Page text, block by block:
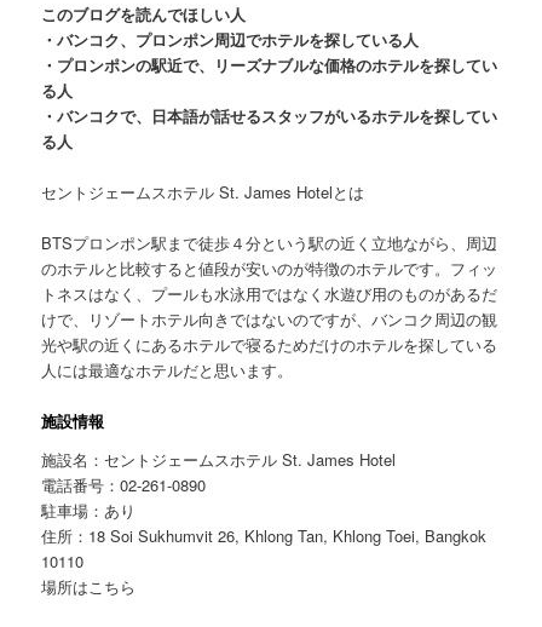
このブログを読んでほしい人
・バンコク、プロンポン周辺でホテルを探している人
・プロンポンの駅近で、リーズナブルな価格のホテルを探してい
る人
・バンコクで、日本語が話せるスタッフがいるホテルを探してい
る人
セントジェームスホテル St. James Hotelとは
BTSプロンポン駅まで徒歩４分という駅の近く立地ながら、周辺
のホテルと比較すると値段が安いのが特徴のホテルです。フィッ
トネスはなく、プールも水泳用ではなく水遊び用のものがあるだ
けで、リゾートホテル向きではないのですが、バンコク周辺の観
光や駅の近くにあるホテルで寝るためだけのホテルを探している
人には最適なホテルだと思います。
施設情報
施設名：セントジェームスホテル St. James Hotel
電話番号：02-261-0890
駐車場：あり
住所：18 Soi Sukhumvit 26, Khlong Tan, Khlong Toei, Bangkok
10110
場所はこちら